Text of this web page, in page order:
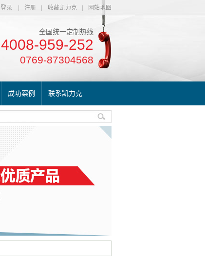
登录 注册 收藏凯力克 网站地图
全国统一定制热线
4008-959-252
0769-87304568
成功案例 联系凯力克